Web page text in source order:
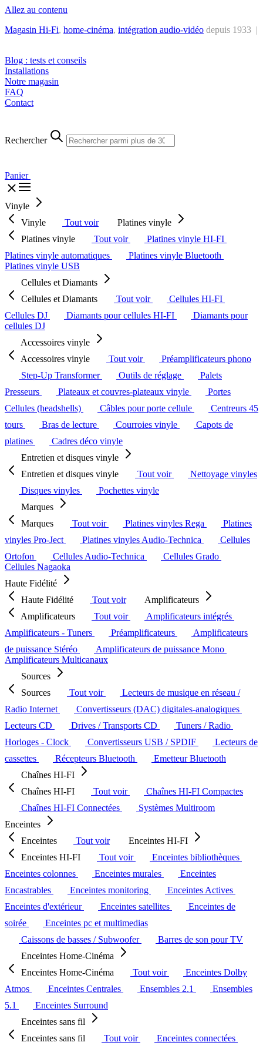
Allez au contenu
Magasin Hi-Fi, home-cinéma, intégration audio-vidéo depuis 1933 |
Blog : tests et conseils
Installations
Notre magasin
FAQ
Contact
Rechercher
Panier
Vinyle
Vinyle
Tout voir
Platines vinyle
Platines vinyle
Tout voir
Platines vinyle HI-FI
Platines vinyle automatiques
Platines vinyle Bluetooth
Platines vinyle USB
Cellules et Diamants
Cellules et Diamants
Tout voir
Cellules HI-FI
Cellules DJ
Diamants pour cellules HI-FI
Diamants pour
cellules DJ
Accessoires vinyle
Accessoires vinyle
Tout voir
Préamplificateurs phono
Step-Up Transformer
Outils de réglage
Palets
Presseurs
Plateaux et couvres-plateaux vinyle
Portes
Cellules (headshells)
Câbles pour porte cellule
Centreurs 45
tours
Bras de lecture Courroies vinyle
Capots de
platines
Cadres déco vinyle
Entretien et disques vinyle
Entretien et disques vinyle
Tout voir
Nettoyage vinyles
Disques vinyles
Pochettes vinyle
Marques
Marques
Tout voir Platines vinyles Rega
Platines
vinyles Pro-Ject
Platines vinyles Audio-Technica
Cellules
Ortofon
Cellules Audio-Technica
Cellules Grado
Cellules Nagaoka
Haute Fidélité
Haute Fidélité
Tout voir
Amplificateurs
Amplificateurs
Tout voir
Amplificateurs intégrés
Amplificateurs - Tuners
Préamplificateurs
Amplificateurs
de puissance Stéréo
Amplificateurs de puissance Mono
Amplificateurs Multicanaux
Sources
Sources
Tout voir
Lecteurs de musique en réseau /
Radio Internet
Convertisseurs (DAC) digitales-analogiques
Lecteurs CD
Drives / Transports CD
Tuners / Radio
Horloges - Clock
Convertisseurs USB / SPDIF
Lecteurs de
cassettes
Récepteurs Bluetooth
Emetteur Bluetooth
Chaînes HI-FI
Chaînes HI-FI
Tout voir
Chaînes HI-FI Compactes
Chaînes HI-FI Connectées
Systèmes Multiroom
Enceintes
Enceintes
Tout voir
Enceintes HI-FI
Enceintes HI-FI
Tout voir
Enceintes bibliothèques
Enceintes colonnes
Enceintes murales
Enceintes
Encastrables
Enceintes monitoring
Enceintes Actives
Enceintes d'extérieur
Enceintes satellites
Enceintes de
soirée
Enceintes pc et multimedias
Caissons de basses / Subwoofer
Barres de son pour TV
Enceintes Home-Cinéma
Enceintes Home-Cinéma
Tout voir
Enceintes Dolby
Atmos
Enceintes Centrales Ensembles 2.1
Ensembles
5.1
Enceintes Surround
Enceintes sans fil
Enceintes sans fil
Tout voir
Enceintes connectées